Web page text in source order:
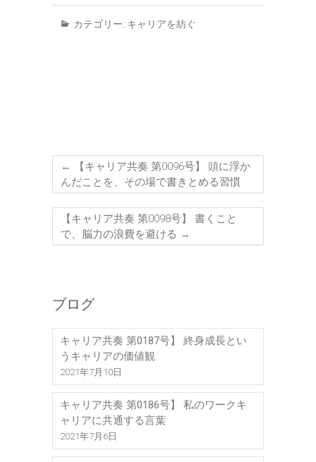
カテゴリー: キャリアを紡ぐ
←
【キャリア共奏 第0096号】 頭に浮か
んだことを、その場で書きとめる習慣
【キャリア共奏 第0098号】 書くこと
で、脳力の浪費を避ける →
ブログ
キャリア共奏 第0187号】 終身成長とい
うキャリアの価値観
2021年7月10日
キャリア共奏 第0186号】 私のワークキ
ャリアに共通する言葉
2021年7月6日